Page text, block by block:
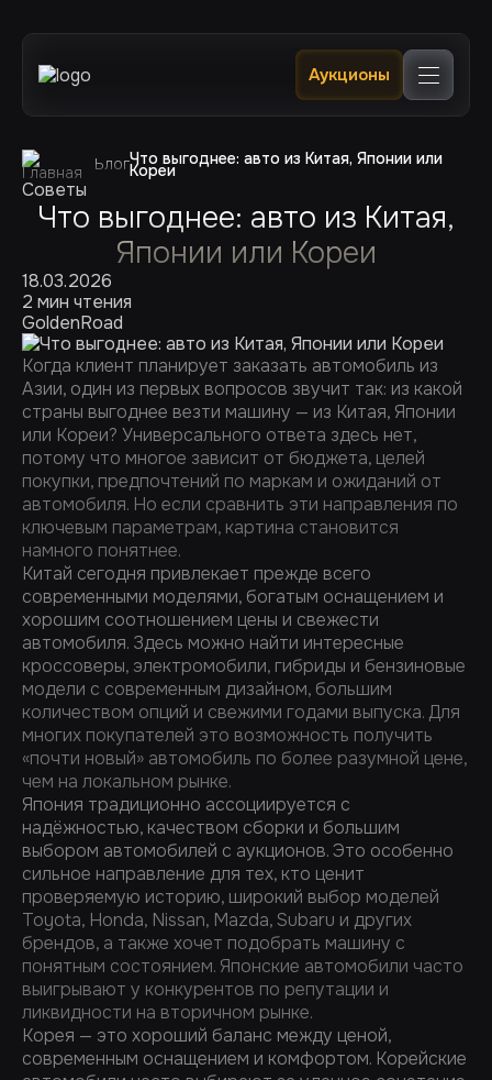
Главная
Каталог
Клиентам
Отслеживание
Контакты
Аукционы
БлогЧто выгоднее: авто из Китая, Японии или
Кореи
Советы
Что выгоднее: авто из Китая,
Японии или Кореи
18.03.2026
2 мин чтения
GoldenRoad
Когда клиент планирует заказать автомобиль из
Азии, один из первых вопросов звучит так: из какой
страны выгоднее везти машину — из Китая, Японии
или Кореи? Универсального ответа здесь нет,
потому что многое зависит от бюджета, целей
покупки, предпочтений по маркам и ожиданий от
автомобиля. Но если сравнить эти направления по
ключевым параметрам, картина становится
намного понятнее.
Китай сегодня привлекает прежде всего
современными моделями, богатым оснащением и
хорошим соотношением цены и свежести
автомобиля. Здесь можно найти интересные
кроссоверы, электромобили, гибриды и бензиновые
модели с современным дизайном, большим
количеством опций и свежими годами выпуска. Для
многих покупателей это возможность получить
«почти новый» автомобиль по более разумной цене,
чем на локальном рынке.
Япония традиционно ассоциируется с
надёжностью, качеством сборки и большим
выбором автомобилей с аукционов. Это особенно
сильное направление для тех, кто ценит
проверяемую историю, широкий выбор моделей
Toyota, Honda, Nissan, Mazda, Subaru и других
брендов, а также хочет подобрать машину с
понятным состоянием. Японские автомобили часто
выигрывают у конкурентов по репутации и
ликвидности на вторичном рынке.
Корея — это хороший баланс между ценой,
современным оснащением и комфортом. Корейские